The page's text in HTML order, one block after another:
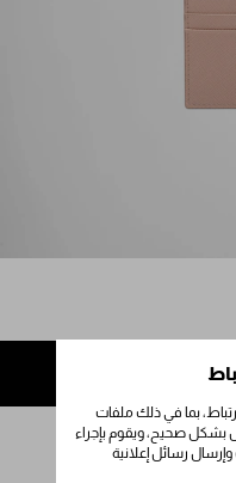
بما في ذلك ملفات
بشكل صحيح، ويقوم بإجراء
رسائل إعلانية